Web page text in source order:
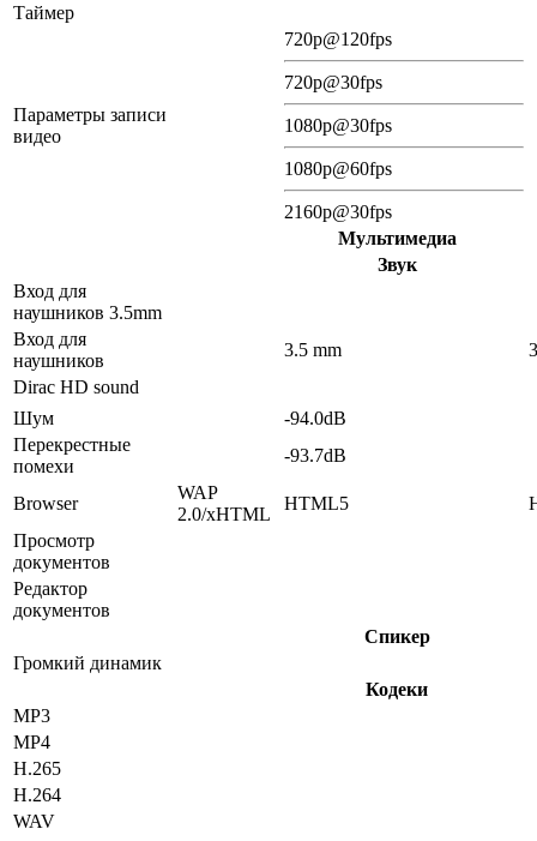
Таймер
Параметры записи
видео
720p@120fps
720p@30fps
1080p@30fps
1080p@60fps
2160p@30fps
Мультимедиа
Звук
Вход для
наушников 3.5mm
Вход для
наушников
3.5 mm
Dirac HD sound
Шум
-94.0dB
Перекрестные
помехи
-93.7dB
Browser
WAP
2.0/xHTML
HTML5
Просмотр
документов
Редактор
документов
Спикер
Громкий динамик
Кодеки
MP3
MP4
H.265
H.264
WAV